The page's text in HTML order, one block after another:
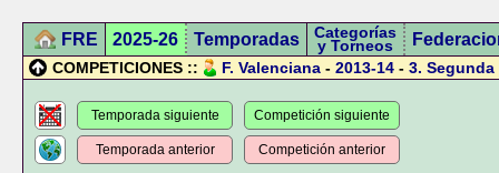
FRE 2025-26 Temporadas Categorías
y Torneos
COMPETICIONES :: F. Valenciana - 2013-14 - 3.
Temporada siguiente
Temporada anterior
Competición siguiente
Competición anterior